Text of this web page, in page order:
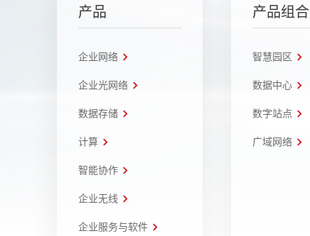
产品
企业网络
企业光网络
数据存储
计算
智能协作
企业无线
企业服务与软件
产品组合
智慧园区
数据中心
数字站点
广域网络